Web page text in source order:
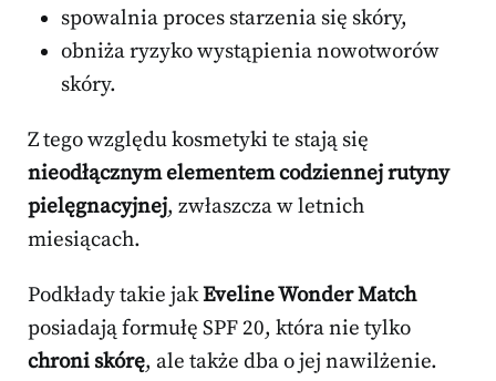
spowalnia proces starzenia się skóry,
obniża ryzyko wystąpienia nowotworów
skóry.
Z tego względu kosmetyki te stają się
nieodłącznym elementem codziennej rutyny
pielęgnacyjnej, zwłaszcza w letnich
miesiącach.
Podkłady takie jakEveline Wonder Match
posiadają formułę SPF 20, która nie tylko
chroni skórę, ale także dba o jej nawilżenie.